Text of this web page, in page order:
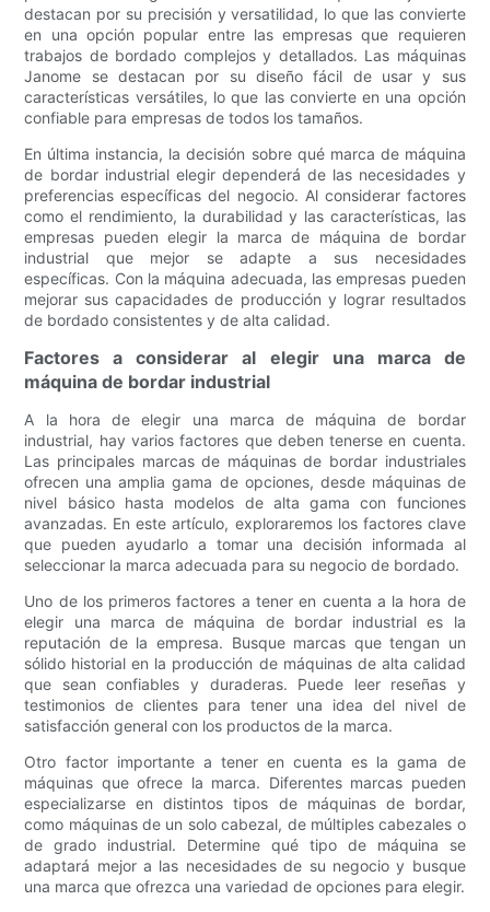
destacan por su precisión y versatilidad, lo que las convierte
en una opción popular entre las empresas que requieren
trabajos de bordado complejos y detallados. Las máquinas
Janome se destacan por su diseño fácil de usar y sus
características versátiles, lo que las convierte en una opción
confiable para empresas de todos los tamaños.
En última instancia, la decisión sobre qué marca de máquina
de bordar industrial elegir dependerá de las necesidades y
preferencias específicas del negocio. Al considerar factores
como el rendimiento, la durabilidad y las características, las
empresas pueden elegir la marca de máquina de bordar
industrial que mejor se adapte a sus necesidades
específicas. Con la máquina adecuada, las empresas pueden
mejorar sus capacidades de producción y lograr resultados
de bordado consistentes y de alta calidad.
Factores a considerar al elegir una marca de
máquina de bordar industrial
A la hora de elegir una marca de máquina de bordar
industrial, hay varios factores que deben tenerse en cuenta.
Las principales marcas de máquinas de bordar industriales
ofrecen una amplia gama de opciones, desde máquinas de
nivel básico hasta modelos de alta gama con funciones
avanzadas. En este artículo, exploraremos los factores clave
que pueden ayudarlo a tomar una decisión informada al
seleccionar la marca adecuada para su negocio de bordado.
Uno de los primeros factores a tener en cuenta a la hora de
elegir una marca de máquina de bordar industrial es la
reputación de la empresa. Busque marcas que tengan un
sólido historial en la producción de máquinas de alta calidad
que sean confiables y duraderas. Puede leer reseñas y
testimonios de clientes para tener una idea del nivel de
satisfacción general con los productos de la marca.
Otro factor importante a tener en cuenta es la gama de
máquinas que ofrece la marca. Diferentes marcas pueden
especializarse en distintos tipos de máquinas de bordar,
como máquinas de un solo cabezal, de múltiples cabezales o
de grado industrial. Determine qué tipo de máquina se
adaptará mejor a las necesidades de su negocio y busque
una marca que ofrezca una variedad de opciones para elegir.